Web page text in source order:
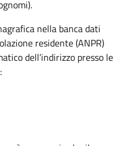
nella banca dati
residente (ANPR)
dell’indirizzo presso le